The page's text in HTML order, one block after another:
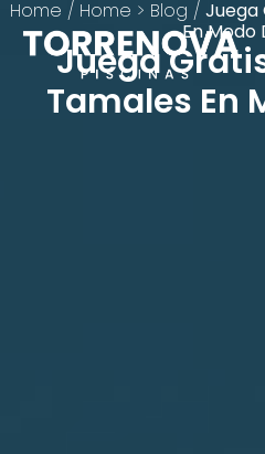
Home / Home > Blog / Juega
En Modo
Juega
Tamales En